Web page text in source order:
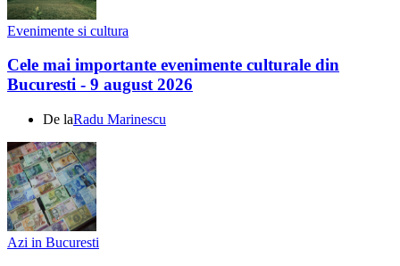
Evenimente si cultura
Cele mai importante evenimente culturale din
Bucuresti - 9 august 2026
De laRadu Marinescu
Azi in Bucuresti